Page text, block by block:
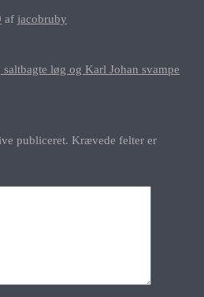
af jacobruby
løg og Karl Johan svampe
publiceret. Krævede felter er